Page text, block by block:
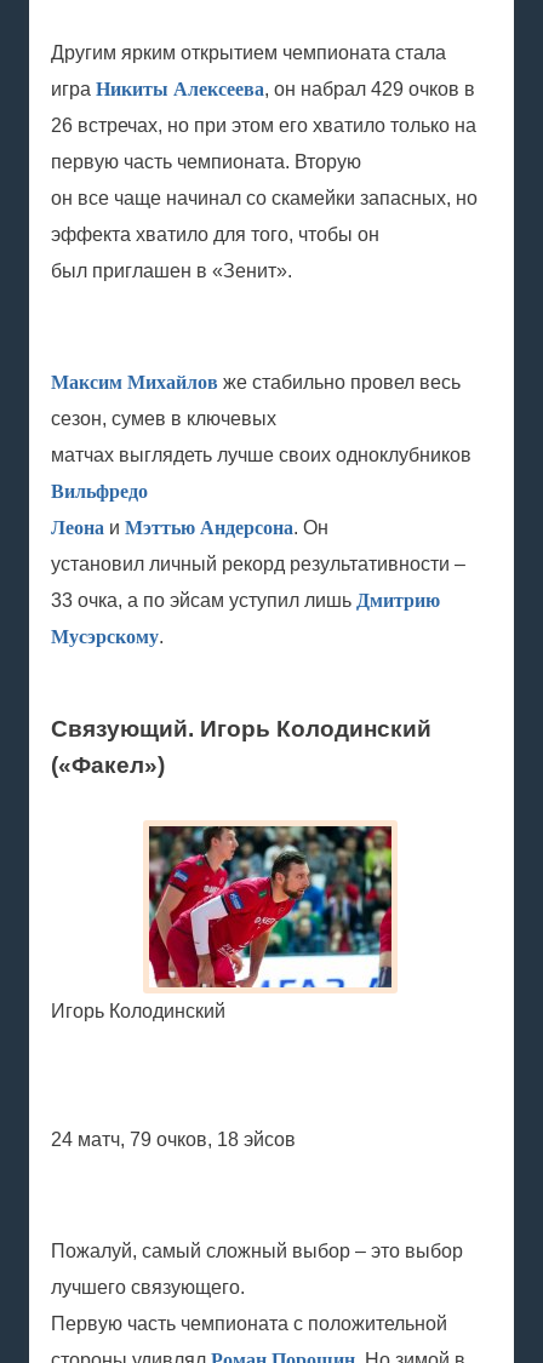
Другим ярким открытием чемпионата стала
игра Никиты Алексеева, он набрал 429 очков в
26 встречах, но при этом его хватило только на
первую часть чемпионата. Вторую
он все чаще начинал со скамейки запасных, но
эффекта хватило для того, чтобы он
был приглашен в «Зенит».
Максим Михайлов же стабильно провел весь
сезон, сумев в ключевых
матчах выглядеть лучше своих одноклубников
Вильфредо
Леона и Мэттью Андерсона. Он
установил личный рекорд результативности –
33 очка, а по эйсам уступил лишь Дмитрию
Мусэрскому.
Связующий. Игорь Колодинский
(«Факел»)
Игорь Колодинский
24 матч, 79 очков, 18 эйсов
Пожалуй, самый сложный выбор – это выбор
лучшего связующего.
Первую часть чемпионата с положительной